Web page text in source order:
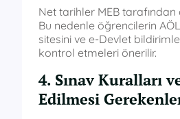
Net tarihler MEB tarafından
Bu nedenle öğrencilerin
sitesini ve e-Devlet
kontrol etmeleri önerilir.
4. Sınav Kuralları
Edilmesi